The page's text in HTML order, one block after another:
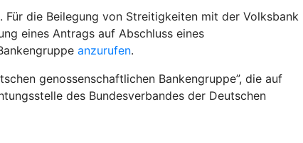
die Beilegung von Streitigkeiten mit der Volksbank
eines Antrags auf Abschluss eines
anzurufen.
genossenschaftlichen Bankengruppe”, die auf
des Bundesverbandes der Deutschen